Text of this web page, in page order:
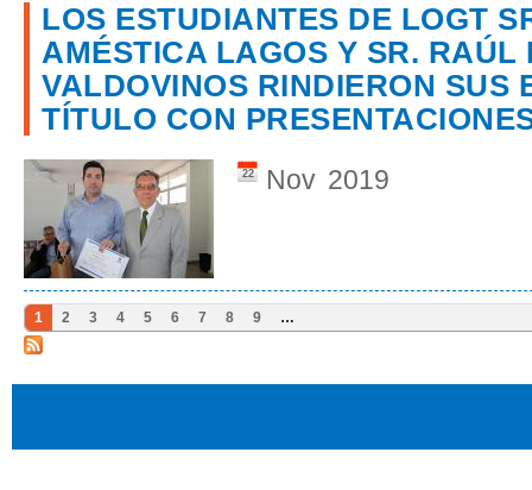
LOS ESTUDIANTES DE LOGT
AMÉSTICA LAGOS Y SR. RAÚL
VALDOVINOS RINDIERON SUS
TÍTULO CON
Nov
22 2019
1 2 3 4 5 6 7 8 9 …